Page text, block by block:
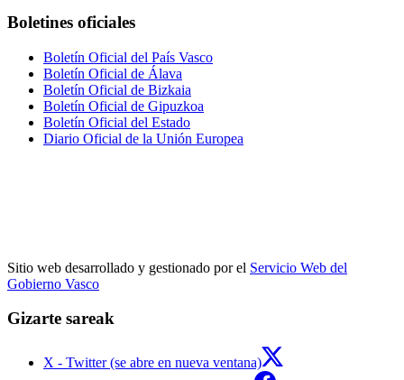
Boletines oficiales
Boletín Oficial del País Vasco
Boletín Oficial de Álava
Boletín Oficial de Bizkaia
Boletín Oficial de Gipuzkoa
Boletín Oficial del Estado
Diario Oficial de la Unión Europea
Sitio web desarrollado y gestionado por el Servicio Web del
Gobierno Vasco
Gizarte sareak
X - Twitter (se abre en nueva ventana)